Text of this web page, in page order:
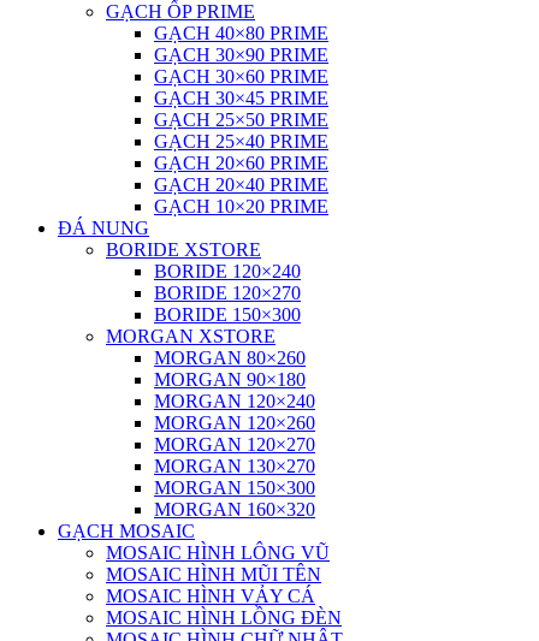
GẠCH ỐP PRIME
GẠCH 40×80 PRIME
GẠCH 30×90 PRIME
GẠCH 30×60 PRIME
GẠCH 30×45 PRIME
GẠCH 25×50 PRIME
GẠCH 25×40 PRIME
GẠCH 20×60 PRIME
GẠCH 20×40 PRIME
GẠCH 10×20 PRIME
ĐÁ NUNG
BORIDE XSTORE
BORIDE 120×240
BORIDE 120×270
BORIDE 150×300
MORGAN XSTORE
MORGAN 80×260
MORGAN 90×180
MORGAN 120×240
MORGAN 120×260
MORGAN 120×270
MORGAN 130×270
MORGAN 150×300
MORGAN 160×320
GẠCH MOSAIC
MOSAIC HÌNH LÔNG VŨ
MOSAIC HÌNH MŨI TÊN
MOSAIC HÌNH VẢY CÁ
MOSAIC HÌNH LỒNG ĐÈN